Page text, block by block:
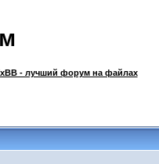
- лучший форум на файлах